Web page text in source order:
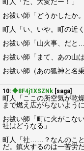
お祓い師「どうかしたか
町人「い、いや。町の近
お祓い師「山火事、だと
お祓い師「まて、あの山
お祓い師（あの狐神と名
10: ◆8F4j1XSZNk [saga]
町人「ここの所空気が乾
まで燃え広がらないよう
お祓い師「町に火がこな
社はどうなる」
町人「社……？なんのこ
だ。鎮火するのは一苦労だ